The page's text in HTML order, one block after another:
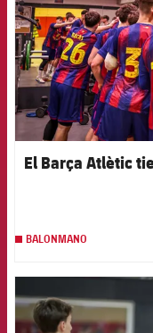
El Barça Atlètic
BALONMANO